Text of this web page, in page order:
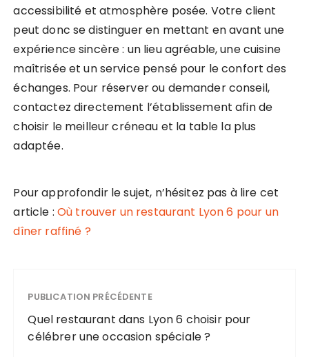
accessibilité et atmosphère posée. Votre client
peut donc se distinguer en mettant en avant une
expérience sincère : un lieu agréable, une cuisine
maîtrisée et un service pensé pour le confort des
échanges. Pour réserver ou demander conseil,
contactez directement l’établissement afin de
choisir le meilleur créneau et la table la plus
adaptée.
Pour approfondir le sujet, n’hésitez pas à lire cet
article : Où trouver un restaurant Lyon 6 pour un
dîner raffiné ?
PUBLICATION PRÉCÉDENTE
Quel restaurant dans Lyon 6 choisir pour
célébrer une occasion spéciale ?